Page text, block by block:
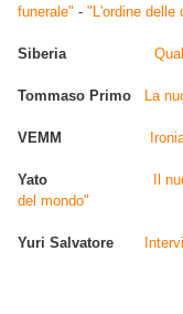
funerale" - "L'ordine delle
Siberia
Tommaso Primo La
VEMM
Yato
Il
del mondo"
Yuri Salvatore